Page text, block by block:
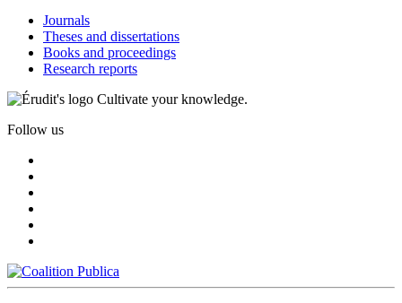
Journals
Theses and dissertations
Books and proceedings
Research reports
Cultivate your knowledge.
Follow us